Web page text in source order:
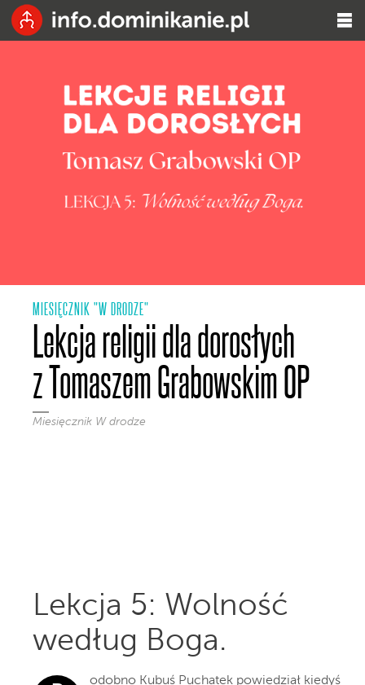
MIESIĘCZNIK "W DRODZE"
Lekcja religii dla dorosłych
z Tomaszem Grabowskim OP
Miesięcznik W drodze
Lekcja 5: Wolność
według Boga.
odobno Kubuś Puchatek powiedział kiedyś